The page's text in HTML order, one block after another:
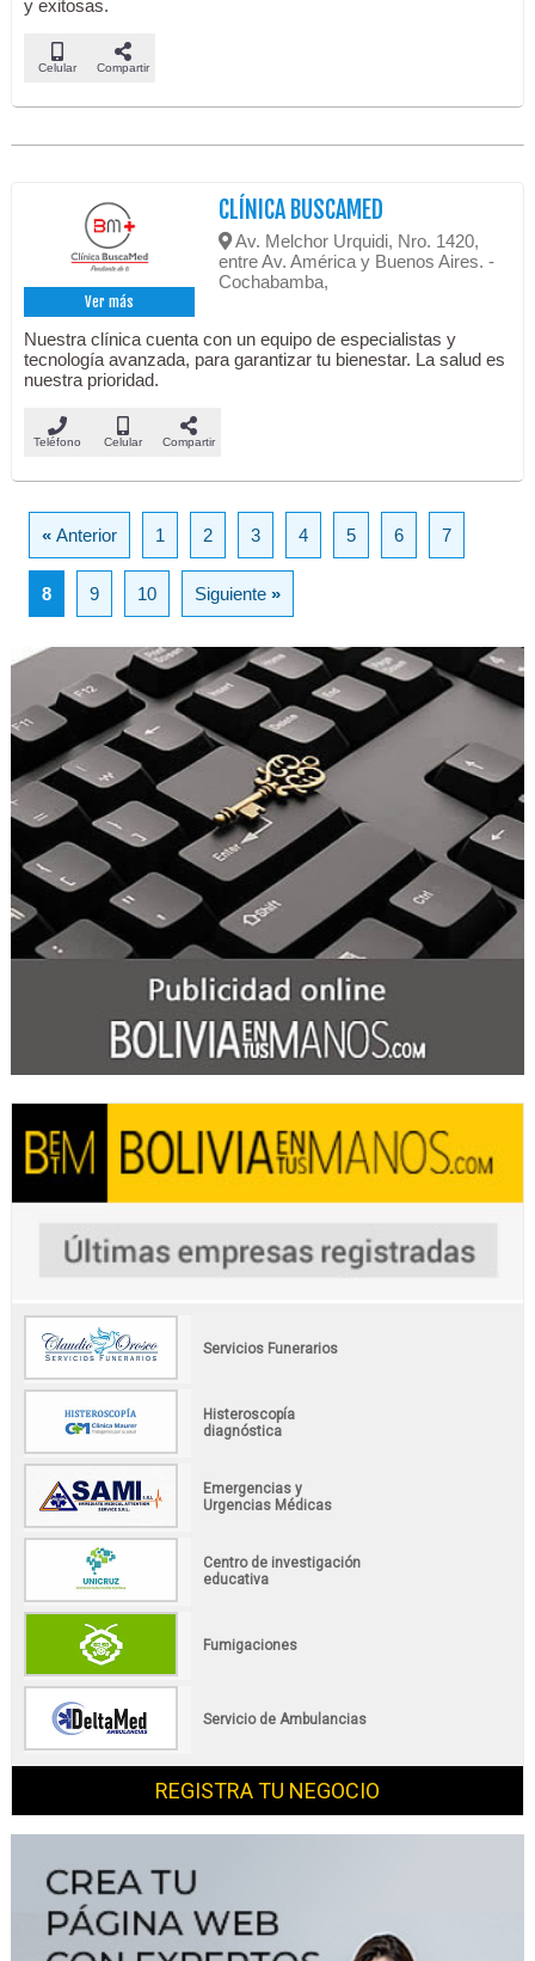
y exitosas.
Celular Compartir
Ver más
CLÍNICA BUSCAMED
Av. Melchor Urquidi, Nro. 1420,
entre Av. América y Buenos Aires. -
Cochabamba,
Nuestra clínica cuenta con un equipo de especialistas y
tecnología avanzada, para garantizar tu bienestar. La salud es
nuestra prioridad.
Teléfono Celular Compartir
«Anterior 1 2 3 4 5 6 7
8 9 10 Siguiente»
Servicios Funerarios
Histeroscopía
diagnóstica
Emergencias y
Urgencias Médicas
Centro de investigación
educativa
Fumigaciones
Servicio de Ambulancias
REGISTRA TU NEGOCIO